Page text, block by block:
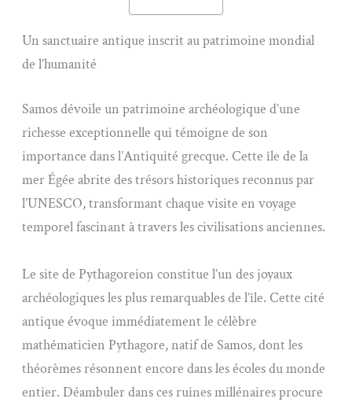
Un sanctuaire antique inscrit au patrimoine mondial
de l’humanité
Samos dévoile un patrimoine archéologique d’une
richesse exceptionnelle qui témoigne de son
importance dans l’Antiquité grecque. Cette île de la
mer Égée abrite des trésors historiques reconnus par
l’UNESCO, transformant chaque visite en voyage
temporel fascinant à travers les civilisations anciennes.
Le site de Pythagoreion constitue l’un des joyaux
archéologiques les plus remarquables de l’île. Cette cité
antique évoque immédiatement le célèbre
mathématicien Pythagore, natif de Samos, dont les
théorèmes résonnent encore dans les écoles du monde
entier. Déambuler dans ces ruines millénaires procure